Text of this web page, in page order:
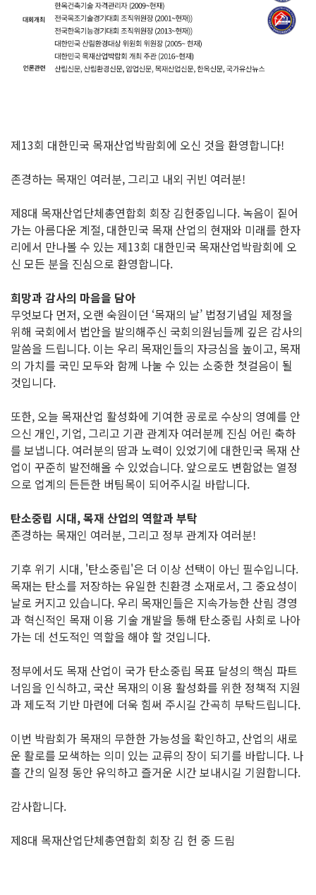
제13회 대한민국 목재산업박람회에 오신 것을 환영합니다!
존경하는 목재인 여러분, 그리고 내외 귀빈 여러분!
제8대 목재산업단체총연합회 회장 김헌중입니다. 녹음이 짙어
가는 아름다운 계절, 대한민국 목재 산업의 현재와 미래를 한자
리에서 만나볼 수 있는 제13회 대한민국 목재산업박람회에 오
신 모든 분을 진심으로 환영합니다.
희망과 감사의 마음을 담아
무엇보다 먼저, 오랜 숙원이던 ‘목재의 날’ 법정기념일 제정을
위해 국회에서 법안을 발의해주신 국회의원님들께 깊은 감사의
말씀을 드립니다. 이는 우리 목재인들의 자긍심을 높이고, 목재
의 가치를 국민 모두와 함께 나눌 수 있는 소중한 첫걸음이 될
것입니다.
또한, 오늘 목재산업 활성화에 기여한 공로로 수상의 영예를 안
으신 개인, 기업, 그리고 기관 관계자 여러분께 진심 어린 축하
를 보냅니다. 여러분의 땀과 노력이 있었기에 대한민국 목재 산
업이 꾸준히 발전해올 수 있었습니다. 앞으로도 변함없는 열정
으로 업계의 든든한 버팀목이 되어주시길 바랍니다.
탄소중립 시대, 목재 산업의 역할과 부탁
존경하는 목재인 여러분, 그리고 정부 관계자 여러분!
기후 위기 시대, '탄소중립'은 더 이상 선택이 아닌 필수입니다.
목재는 탄소를 저장하는 유일한 친환경 소재로서, 그 중요성이
날로 커지고 있습니다. 우리 목재인들은 지속가능한 산림 경영
과 혁신적인 목재 이용 기술 개발을 통해 탄소중립 사회로 나아
가는 데 선도적인 역할을 해야 할 것입니다.
정부에서도 목재 산업이 국가 탄소중립 목표 달성의 핵심 파트
너임을 인식하고, 국산 목재의 이용 활성화를 위한 정책적 지원
과 제도적 기반 마련에 더욱 힘써 주시길 간곡히 부탁드립니다.
이번 박람회가 목재의 무한한 가능성을 확인하고, 산업의 새로
운 활로를 모색하는 의미 있는 교류의 장이 되기를 바랍니다. 나
흘 간의 일정 동안 유익하고 즐거운 시간 보내시길 기원합니다.
감사합니다.
제8대 목재산업단체총연합회 회장 김 헌 중 드림